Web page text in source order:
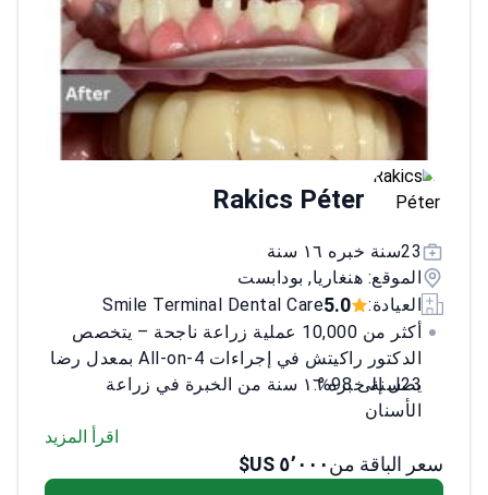
Rakics Péter
23سنة خبره ١٦ سنة
الموقع: هنغاريا, بودابست
العيادة:
5.0
Smile Terminal Dental Care
أكثر من 10,000 عملية زراعة ناجحة – يتخصص
الدكتور راكيتش في إجراءات All-on-4 بمعدل رضا
يصل إلى 98%.
23سنة خبره ١٦ سنة من الخبرة في زراعة
الأسنان
تدرب على الجراحات المعقدة خلال 23سنة
خبره ١٦ سنة في المملكة المتحدة
اقرأ المزيد
سعر الباقة من٥٬٠٠٠ US$